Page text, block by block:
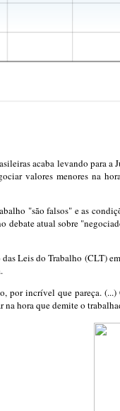
acaba levando para a
valores menores na
"são falsos" e as
debate atual sobre
Leis do Trabalho (CLT)
incrível que pareça. (...)
na hora que demite o